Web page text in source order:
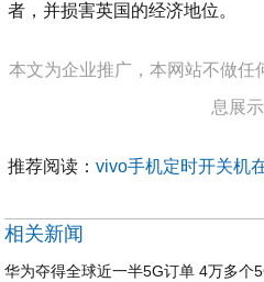
者，并损害英国的经济地位。
本文为企业推广，本网站不做任
息展示
推荐阅读：vivo手机定时开关机
相关新闻
华为夺得全球近一半5G订单 4万多个